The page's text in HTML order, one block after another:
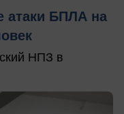
атаки БПЛА на
НПЗ в